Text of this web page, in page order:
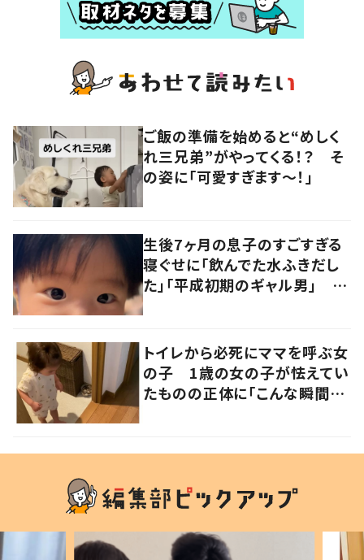
ご飯の準備を始めると“めしく
れ三兄弟”がやってくる！？ そ
の姿に「可愛すぎます〜！」
生後7ヶ月の息子のすごすぎる
寝ぐせに「飲んでた水ふきだし
た」「平成初期のギャル男」 実
トイレから必死にママを呼ぶ女
の子 1歳の女の子が怯えてい
たものの正体に「こんな瞬間